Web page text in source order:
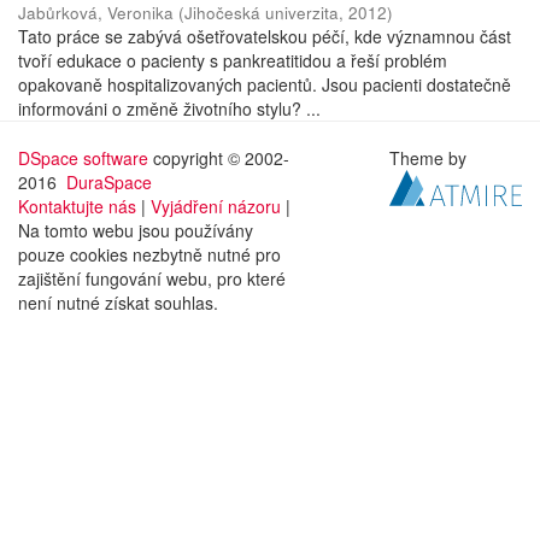
Jabůrková, Veronika (Jihočeská univerzita, 2012)
Tato práce se zabývá ošetřovatelskou péčí, kde významnou část
tvoří edukace o pacienty s pankreatitidou a řeší problém
opakovaně hospitalizovaných pacientů. Jsou pacienti dostatečně
informováni o změně životního stylu? ...
DSpace software copyright © 2002-
2016 DuraSpace
Kontaktujte nás | Vyjádření názoru |
Na tomto webu jsou používány
pouze cookies nezbytně nutné pro
zajištění fungování webu, pro které
není nutné získat souhlas.
Theme by